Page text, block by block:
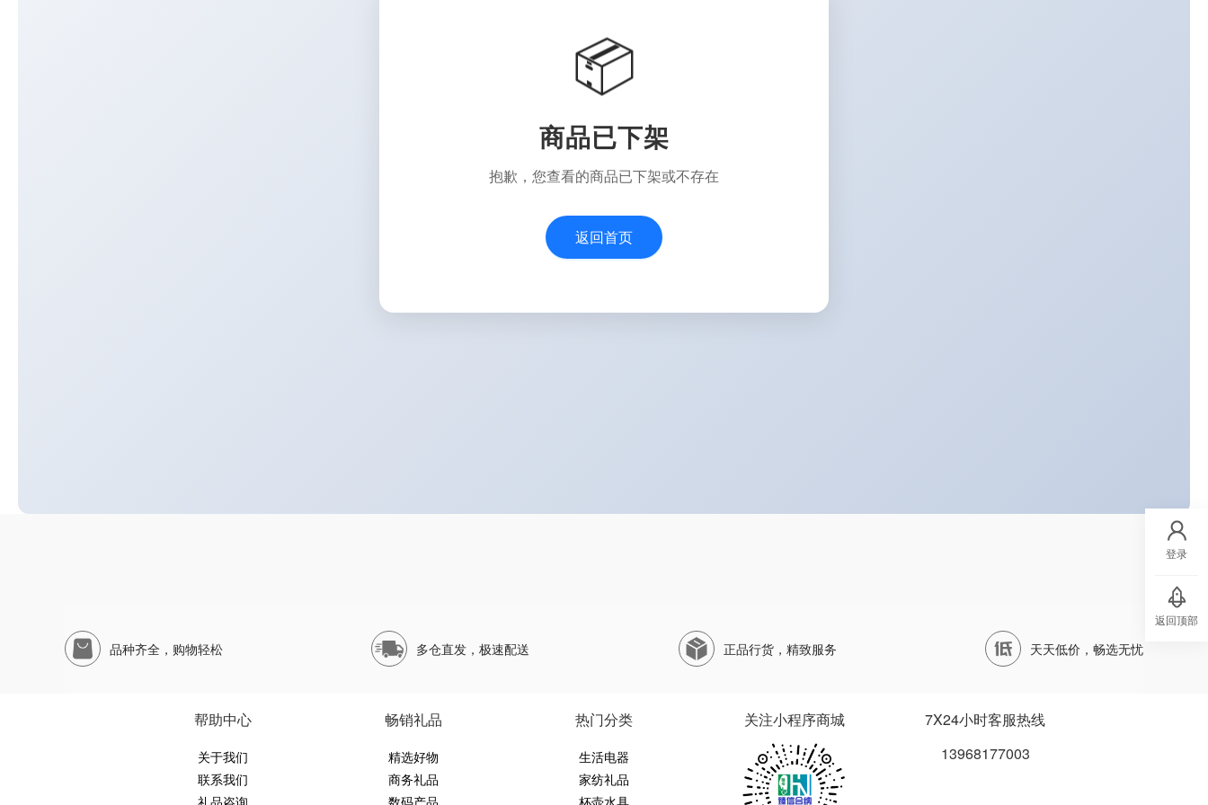
📦
商品已下架
抱歉，您查看的商品已下架或不存在
返回首页
品种齐全，购物轻松 多仓直发，极速配送 正品行货，精致服务 天天低价，畅选无忧
帮助中心
关于我们
联系我们
畅销礼品
精选好物
商务礼品
热门分类
生活电器
家纺礼品
关注小程序商城
7X24小时客服热线
13968177003
登录
返回顶部